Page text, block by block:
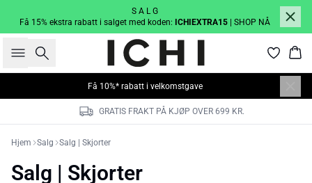
S A L G
Få 15% ekstra rabatt i salget med koden: ICHIEXTRA15 | SHOP NÅ
Søk
Få 10%* rabatt i velkomstgave
GRATIS FRAKT PÅ KJØP OVER 699 KR.
Hjem Salg Salg | Skjorter
Salg | Skjorter